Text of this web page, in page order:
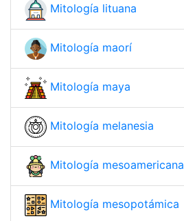
Mitología lituana
Mitología maorí
Mitología maya
Mitología melanesia
Mitología mesoamericana
Mitología mesopotámica